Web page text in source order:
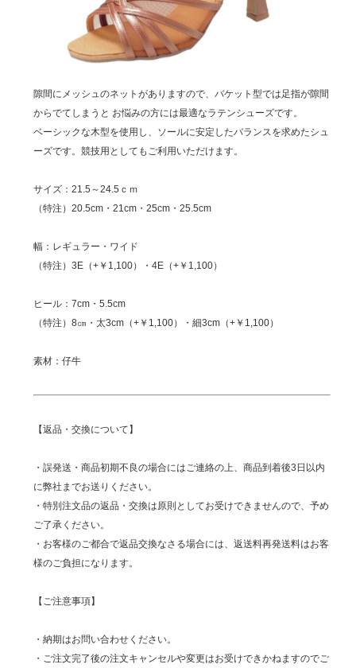
隙間にメッシュのネットがありますので、バケット型では足指が隙間
からでてしまうと お悩みの方には最適なラテンシューズです。
ベーシックな木型を使用し、ソールに安定したバランスを求めたシュ
ーズです。競技用としてもご利用いただけます。
サイズ：21.5～24.5ｃｍ
（特注）20.5cm・21cm・25cm・25.5cm
幅：レギュラー・ワイド
（特注）3E（+￥1,100）・4E（+￥1,100）
ヒール：7cm・5.5cm
（特注）8㎝・太3cm（+￥1,100）・細3cm（+￥1,100）
素材：仔牛
【返品・交換について】
・誤発送・商品初期不良の場合にはご連絡の上、商品到着後3日以内
に弊社までお送りください。
・特別注文品の返品・交換は原則としてお受けできませんので、予め
ご了承ください。
・お客様のご都合で返品交換なさる場合には、返送料再発送料はお客
様のご負担になります。
【ご注意事項】
・納期はお問い合わせください。
・ご注文完了後の注文キャンセルや変更はお受けできかねますのでご